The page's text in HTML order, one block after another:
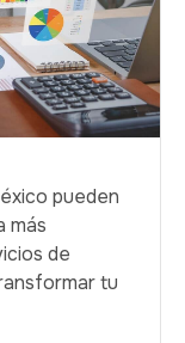
pueden
más
de
tu